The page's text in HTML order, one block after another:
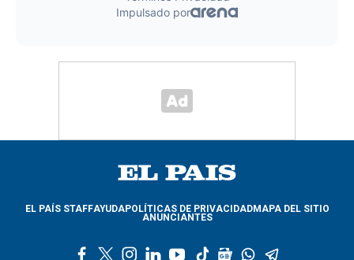
EL PAÍS STAFFAYUDAPOLÍTICAS DE PRIVACIDADMAPA DEL SITIO
ANUNCIANTES
l
y
t
g
w